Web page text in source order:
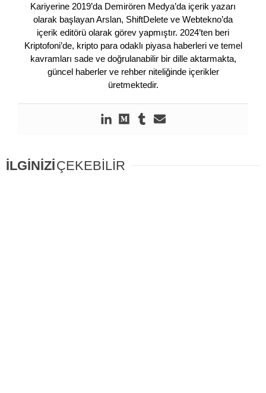
Kariyerine 2019’da Demirören Medya’da içerik yazarı
olarak başlayan Arslan, ShiftDelete ve Webtekno’da
içerik editörü olarak görev yapmıştır. 2024’ten beri
Kriptofoni’de, kripto para odaklı piyasa haberleri ve temel
kavramları sade ve doğrulanabilir bir dille aktarmakta,
güncel haberler ve rehber niteliğinde içerikler
üretmektedir.
İLGİNİZİÇEKEBİLİR